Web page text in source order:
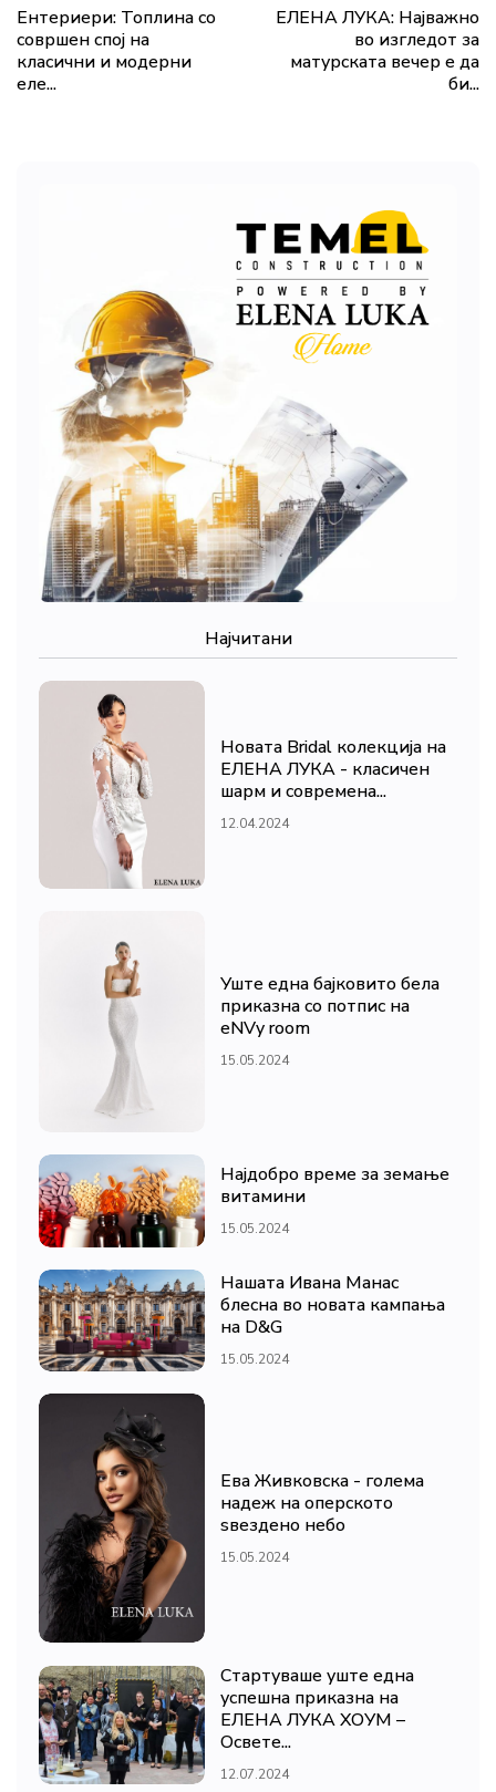
Eнтериери: Топлина со
совршен спој на
класични и модерни
еле...
ЕЛЕНА ЛУКА: Најважно
во изгледот за
матурската вечер е да
би...
Најчитани
Новата Bridal колекција на
ЕЛЕНА ЛУКА - класичен
шарм и современа...
12.04.2024
Уште една бајковито бела
приказна со потпис на
eNVy room
15.05.2024
Најдобро време за земање
витамини
15.05.2024
Нашата Ивана Манас
блесна во новата кампања
на D&G
15.05.2024
Ева Живковска - голема
надеж на оперското
ѕвездено небо
15.05.2024
Стартуваше уште една
успешна приказна на
ЕЛЕНА ЛУКА ХОУМ –
Освете...
12.07.2024